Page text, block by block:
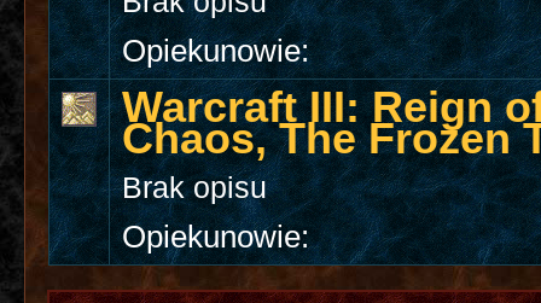
Opiekunowie:
Warcraft III: Reign
Chaos, The Frozen
Brak opisu
Opiekunowie: